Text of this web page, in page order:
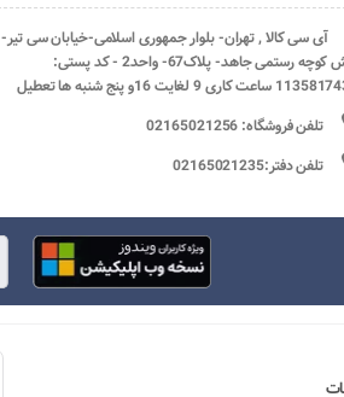
آی سی کالا , تهران- بلوار جمهوری اسلامی-خیابان سی تیر-
نبش کوچه رستمی جاهد- پلاک67- واحد2 - کد پستی:
ساعت کاری 9 لغایت 16و پنج شنبه ها تعطیل
تلفن فروشگاه: 02165021256
تلفن دفتر:02165021235